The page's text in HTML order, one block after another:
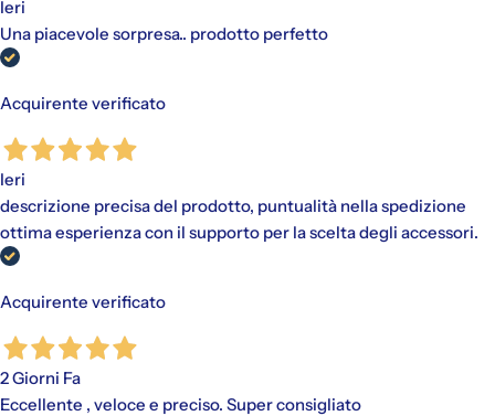
Gli addebiti avverranno automaticamente sul metodo di
acquisti idonei (da €30,00 a €2.000,00).
e AMEX).
eventuali costi di spedizione calcolati al checkout.
Ieri
Una piacevole sorpresa.. prodotto perfetto
Acquirente verificato
Ieri
descrizione precisa del prodotto, puntualità nella spedizione
ottima esperienza con il supporto per la scelta degli accessori.
Acquirente verificato
2 Giorni Fa
Eccellente , veloce e preciso. Super consigliato